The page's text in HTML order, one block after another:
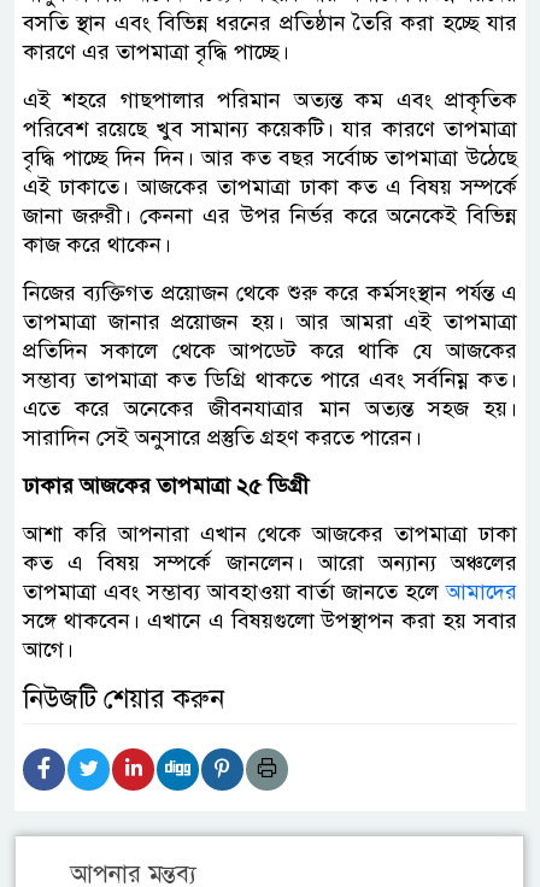
বসতি স্থান এবং বিভিন্ন ধরনের প্রতিষ্ঠান তৈরি করা হচ্ছে যার
কারণে এর তাপমাত্রা বৃদ্ধি পাচ্ছে।
এই শহরে গাছপালার পরিমান অত্যন্ত কম এবং প্রাকৃতিক
পরিবেশ রয়েছে খুব সামান্য কয়েকটি। যার কারণে তাপমাত্রা
বৃদ্ধি পাচ্ছে দিন দিন। আর কত বছর সর্বোচ্চ তাপমাত্রা উঠেছে
এই ঢাকাতে। আজকের তাপমাত্রা ঢাকা কত এ বিষয় সম্পর্কে
জানা জরুরী। কেননা এর উপর নির্ভর করে অনেকেই বিভিন্ন
কাজ করে থাকেন।
নিজের ব্যক্তিগত প্রয়োজন থেকে শুরু করে কর্মসংস্থান পর্যন্ত এ
তাপমাত্রা জানার প্রয়োজন হয়। আর আমরা এই তাপমাত্রা
প্রতিদিন সকালে থেকে আপডেট করে থাকি যে আজকের
সম্ভাব্য তাপমাত্রা কত ডিগ্রি থাকতে পারে এবং সর্বনিম্ন কত।
এতে করে অনেকের জীবনযাত্রার মান অত্যন্ত সহজ হয়।
সারাদিন সেই অনুসারে প্রস্তুতি গ্রহণ করতে পারেন।
ঢাকার আজকের তাপমাত্রা ২৫ ডিগ্রী
আশা করি আপনারা এখান থেকে আজকের তাপমাত্রা ঢাকা
কত এ বিষয় সম্পর্কে জানলেন। আরো অন্যান্য অঞ্চলের
তাপমাত্রা এবং সম্ভাব্য আবহাওয়া বার্তা জানতে হলেআমাদের
সঙ্গে থাকবেন। এখানে এ বিষয়গুলো উপস্থাপন করা হয় সবার
আগে।
নিউজটি শেয়ার করুন
আপনার মন্তব্য